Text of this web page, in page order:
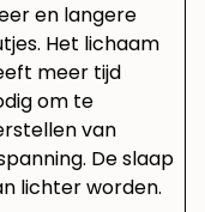
en langere
Het lichaam
meer tijd
om te
van
De slaap
lichter worden.